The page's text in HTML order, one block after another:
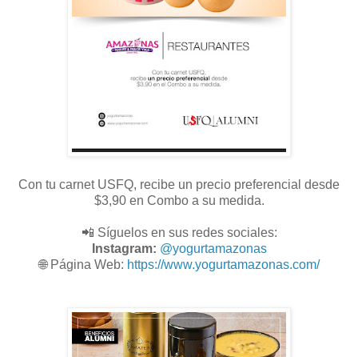
Con tu carnet USFQ, recibe un precio preferencial desde
$3,90 en Combo a su medida.
📲 Síguelos en sus redes sociales:
Instagram: @yogurtamazonas
🌐 Página Web: https://www.yogurtamazonas.com/